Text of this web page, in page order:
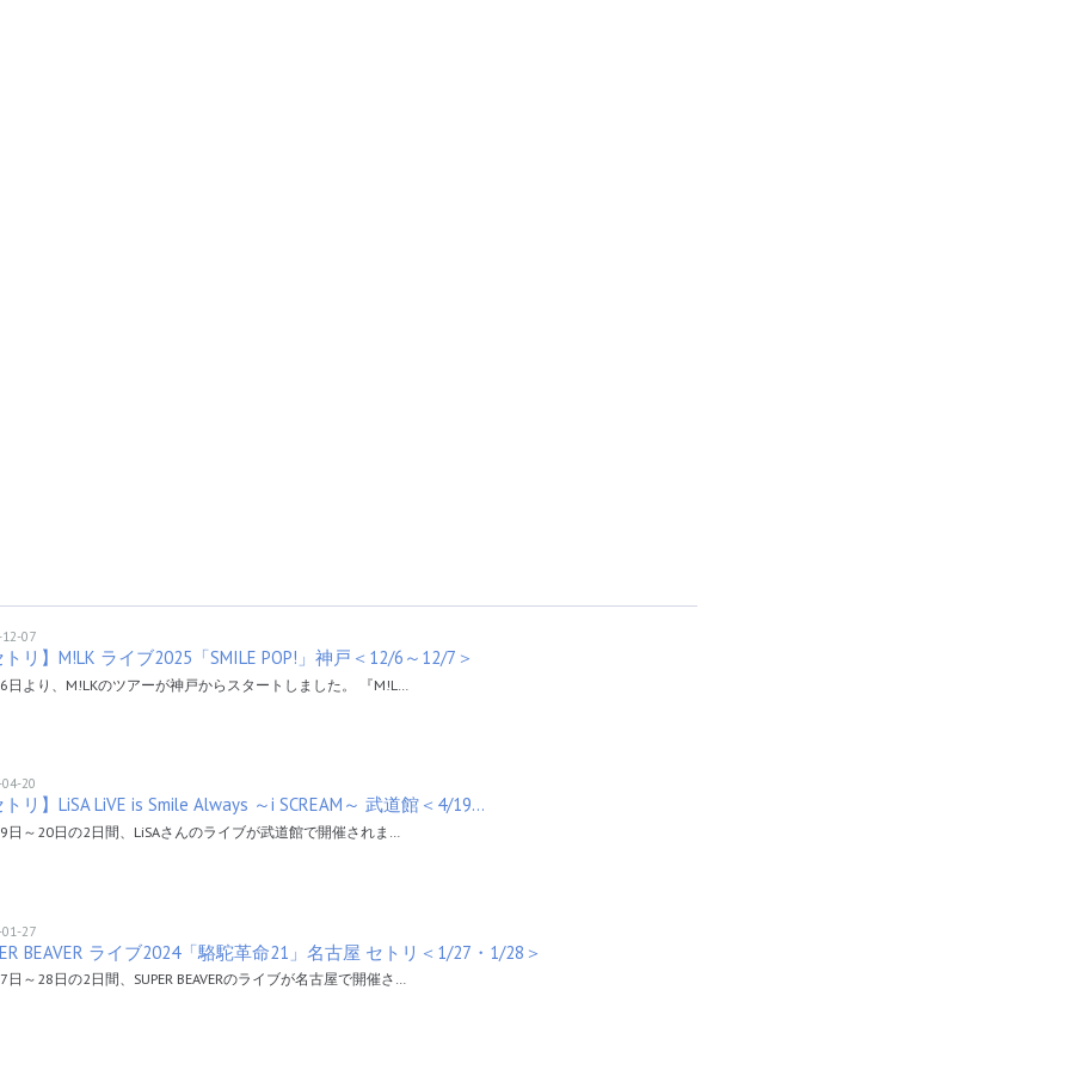
07
トリ】M!LK ライブ2025「SMILE POP!」神戸＜12/6～12/7＞
日より、M!LKのツアーが神戸からスタートしました。 『M!L…
20
トリ】LiSA LiVE is Smile Always ～i SCREAM～ 武道館＜4/19…
日～20日の2日間、LiSAさんのライブが武道館で開催されま…
27
BEAVER ライブ2024「駱駝革命21」名古屋 セトリ＜1/27・1/28＞
日～28日の2日間、SUPER BEAVERのライブが名古屋で開催さ…